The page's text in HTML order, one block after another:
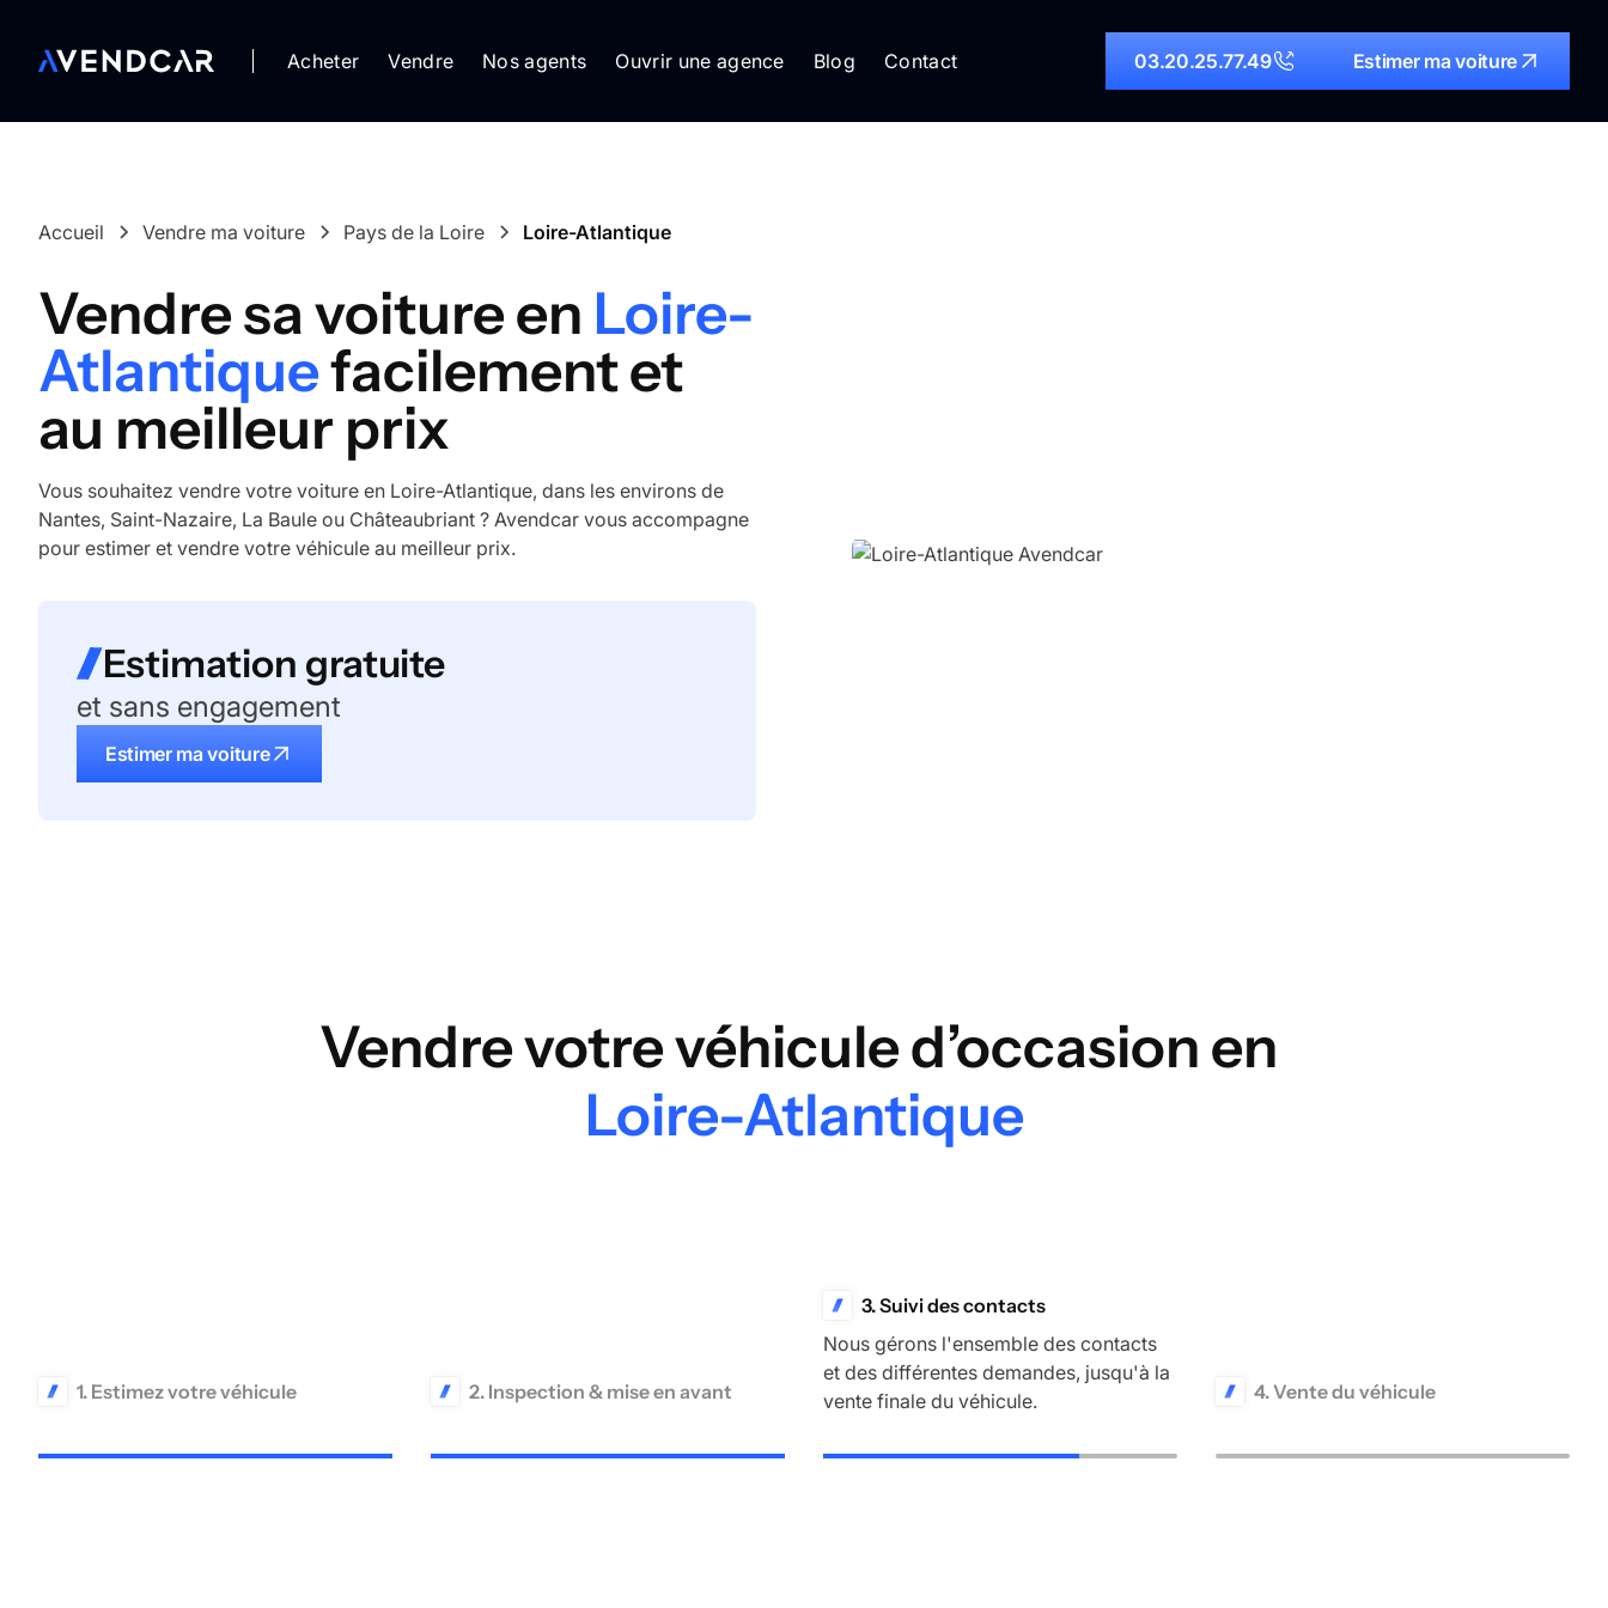
Acheter Vendre Nos agents Ouvrir une agence Blog Contact 03.20.25.77.49 Estimer ma voiture
Accueil Vendre ma voiture Pays de la Loire Loire-Atlantique
Vendre sa voiture en Loire-
Atlantiquefacilement et
au meilleur prix
Vous souhaitez vendre votre voiture en Loire-Atlantique, dans les environs de
Nantes, Saint-Nazaire, La Baule ou Châteaubriant ? Avendcar vous accompagne
pour estimer et vendre votre véhicule au meilleur prix.
Estimation gratuite
et sans engagement
Estimer ma voiture
Vendre votre véhicule d’occasion en
Loire-Atlantique
1. Estimez votre véhicule
valeur de votre voiture. Nous la
2. Inspection & mise en avant
de votre véhicule avec prise de photos
3. Suivi des contacts
Nous gérons l'ensemble des contacts
et des différentes demandes, jusqu'à la
vente finale du véhicule.
4. Vente du véhicule
recevez le paiement de manière